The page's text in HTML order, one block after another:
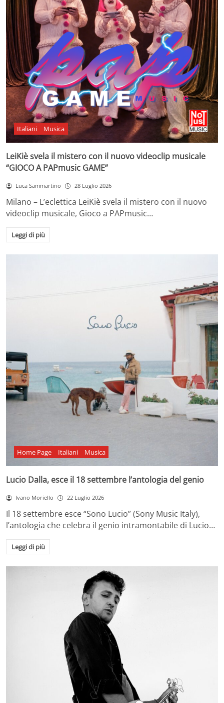
Italiani Musica
LeiKiè svela il mistero con il nuovo videoclip musicale
“GIOCO A PAPmusic GAME”
Luca Sammartino 28 Luglio 2026
Milano – L’eclettica LeiKiè svela il mistero con il nuovo
videoclip musicale, Gioco a PAPmusic…
Leggi di più
Home Page Italiani Musica
Lucio Dalla, esce il 18 settembre l’antologia del genio
Ivano Moriello 22 Luglio 2026
Il 18 settembre esce “Sono Lucio” (Sony Music Italy),
l’antologia che celebra il genio intramontabile di Lucio…
Leggi di più